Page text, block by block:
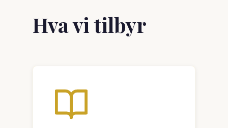
Hva vi tilbyr